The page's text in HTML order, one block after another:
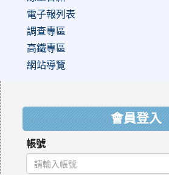
電子報列表
調查專區
高鐵專區
網站導覽
會員登入
帳號